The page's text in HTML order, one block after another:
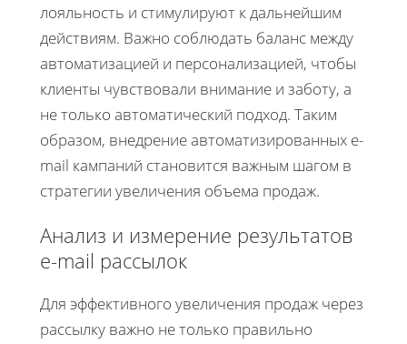
лояльность и стимулируют к дальнейшим
действиям. Важно соблюдать баланс между
автоматизацией и персонализацией, чтобы
клиенты чувствовали внимание и заботу, а
не только автоматический подход. Таким
образом, внедрение автоматизированных e-
mail кампаний становится важным шагом в
стратегии увеличения объема продаж.
Анализ и измерение результатов
e-mail рассылок
Для эффективного увеличения продаж через
рассылку важно не только правильно